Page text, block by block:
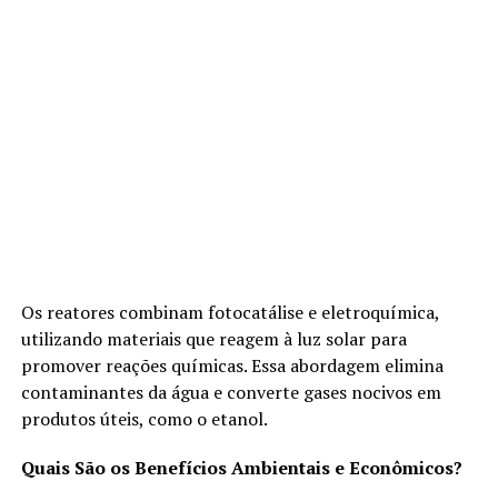
Os reatores combinam fotocatálise e eletroquímica,
utilizando materiais que reagem à luz solar para
promover reações químicas. Essa abordagem elimina
contaminantes da água e converte gases nocivos em
produtos úteis, como o etanol.
Quais São os Benefícios Ambientais e Econômicos?